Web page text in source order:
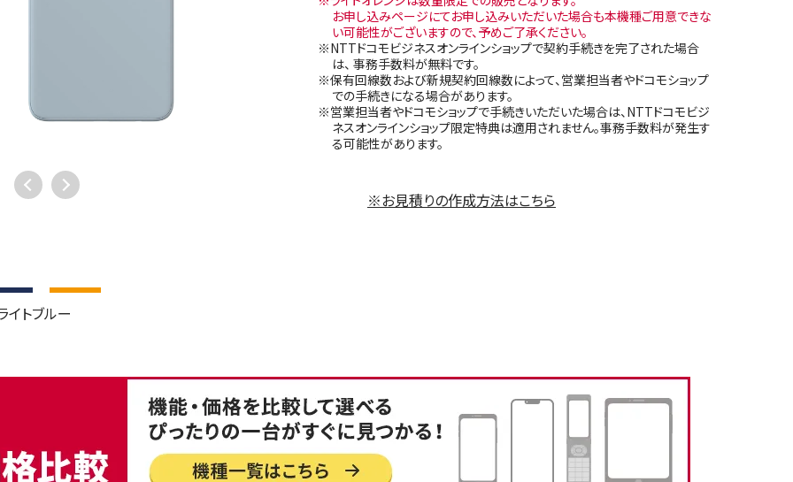
イトブルー
お申し込みページにてお申し込みいただいた場合も本機種ご用意できな
い可能性がございますので、予めご了承ください。
※NTTドコモビジネスオンラインショップで契約手続きを完了された場合
は、 事務手数料が無料です。
※保有回線数および新規契約回線数によって、営業担当者やドコモショップ
での手続きになる場合があります。
※営業担当者やドコモショップで手続きいただいた場合は、NTTドコモビジ
ネスオンラインショップ限定特典は適用されません。事務手数料が発生す
る可能性があります。
※お見積りの作成方法はこちら